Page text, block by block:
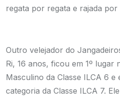
regata por regata e rajada por
Outro velejador do
Ri, 16 anos, ficou em 1º lugar
Masculino da Classe ILCA 6 e
categoria da Classe ILCA 7.